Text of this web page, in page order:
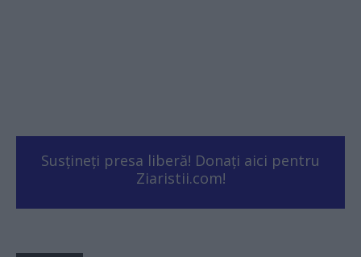
Susțineți presa liberă! Donați aici pentru
Ziaristii.com!